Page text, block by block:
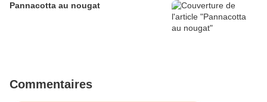
Pannacotta au nougat
Commentaires